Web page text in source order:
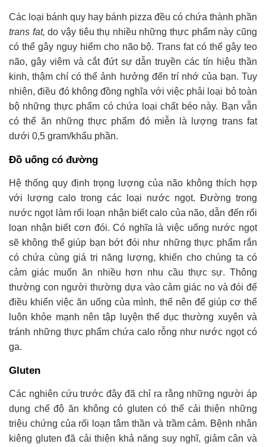
Các loại bánh quy hay bánh pizza đều có chứa thành phần
trans fat, do vậy tiêu thụ nhiều những thực phẩm này cũng
có thể gây nguy hiểm cho não bộ. Trans fat có thể gây teo
não, gây viêm và cắt đứt sự dẫn truyền các tín hiệu thần
kinh, thậm chí có thể ảnh hưởng đến trí nhớ của bạn. Tuy
nhiên, điều đó không đồng nghĩa với việc phải loại bỏ toàn
bộ những thực phẩm có chứa loại chất béo này. Bạn vẫn
có thể ăn những thực phẩm đó miễn là lượng trans fat
dưới 0,5 gram/khẩu phần.
Đồ uống có đường
Hệ thống quy định trọng lượng của não không thích hợp
với lượng calo trong các loại nước ngọt. Đường trong
nước ngọt làm rối loạn nhận biết calo của não, dẫn đến rối
loạn nhận biết cơn đói. Có nghĩa là việc uống nước ngọt
sẽ không thể giúp bạn bớt đói như những thực phẩm rắn
có chứa cùng giá trị năng lượng, khiến cho chúng ta có
cảm giác muốn ăn nhiều hơn nhu cầu thực sự. Thông
thường con người thường dựa vào cảm giác no và đói để
điều khiển việc ăn uống của mình, thế nên để giúp cơ thể
luôn khỏe mạnh nên tập luyện thể dục thường xuyên và
tránh những thực phẩm chứa calo rỗng như nước ngọt có
ga.
Gluten
Các nghiên cứu trước đây đã chỉ ra rằng những người áp
dụng chế độ ăn không có gluten có thể cải thiện những
triệu chứng của rối loạn tâm thần và trầm cảm. Bệnh nhân
kiêng gluten đã cải thiện khả năng suy nghĩ, giảm cân và